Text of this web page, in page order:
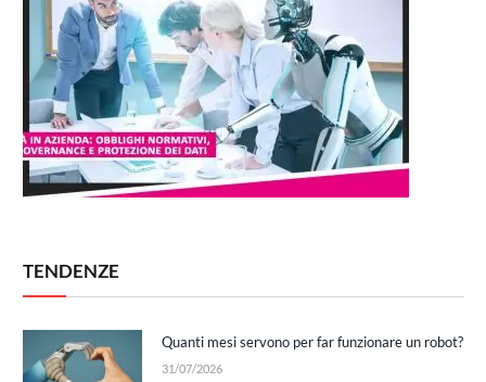
TENDENZE
Quanti mesi servono per far funzionare un robot?
31/07/2026